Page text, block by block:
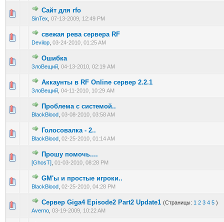
Сайт для rfo
SinTex 07-13-2009, 12:49 PM
0 голос(ов) - 0 из 5 в среднем
свежая рева сервера RF
Devilop 03-24-2010, 01:25 AM
0 голос(ов) - 0 из 5 в среднем
12345
Ошибка
ЗлоВещий 04-13-2010, 02:19 AM
0 голос(ов) - 0 из 5 в среднем
Аккаунты в RF Online сервер 2.2.1
ЗлоВещий 04-11-2010, 10:29 AM
0 голос(ов) - 0 из 5 в среднем
2345
Проблема с системой..
BlackBlood 03-08-2010, 03:58 AM
0 голос(ов) - 0 из 5 в среднем
12345
Голосовалка - 2..
BlackBlood 02-25-2010, 01:14 AM
1 голос(ов) - 5 из 5 в среднем
123
Прошу помочь....
[GhosT] 01-03-2010, 08:28 PM
0 голос(ов) - 0 из 5 в среднем
123
GM'ы и простые игроки..
BlackBlood 02-25-2010, 04:28 PM
0 голос(ов) - 0 из 5 в среднем
12 34 5
Сервер Giga4 Episode2 Part2 Update1 (Страницы: 1 2 3 4 5 )
Averno 03-19-2009, 10:22 AM
0 голос(ов) - 0 из 5 в среднем
12345